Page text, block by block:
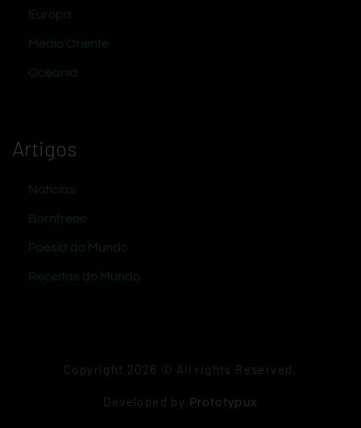
Europa
Médio Oriente
Oceania
Artigos
Notícias
Bornfreee
Poesia do Mundo
Receitas do Mundo
Copyright 2026 © All rights Reserved.
Developed by Prototypux